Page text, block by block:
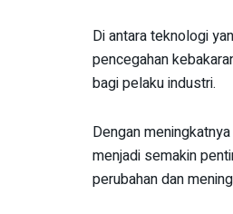
Di antara teknologi
pencegahan
bagi pelaku industri.
Dengan
menjadi semakin
perubahan dan